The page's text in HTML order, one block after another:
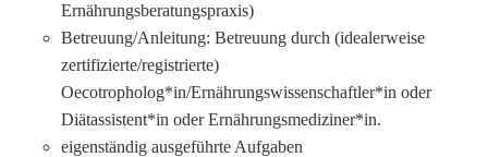
Ernährungsberatungspraxis)
Betreuung/Anleitung: Betreuung durch (idealerweise
zertifizierte/registrierte)
Oecotropholog*in/Ernährungswissenschaftler*in oder
Diätassistent*in oder Ernährungsmediziner*in.
eigenständig ausgeführte Aufgaben